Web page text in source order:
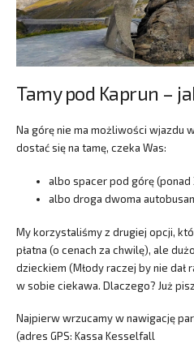
Tamy pod Kaprun –
Na górę nie ma możliwości wjazdu
dostać się na tamę, czeka Was:
albo spacer pod górę (ponad
albo droga dwoma
My korzystaliśmy z drugiej opcji,
płatna (o cenach za chwilę), ale
dzieckiem (Młody raczej by nie dał
w sobie ciekawa. Dlaczego? Już
Najpierw wrzucamy w nawigację
(adres GPS: Kassa Kesselfall